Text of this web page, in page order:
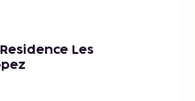
Les